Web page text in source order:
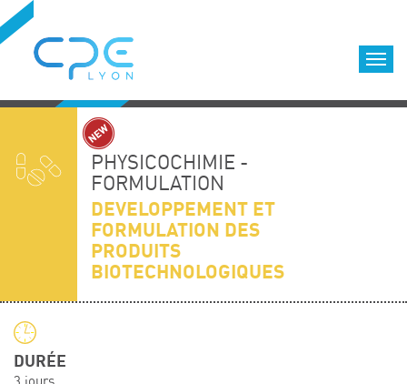
Accueil
Formations qualifiantes
Formations diplômantes
Infos pratiques
Déroulement des formations
Equipe
PHYSICOCHIMIE -
FORMULATION
DEVELOPPEMENT ET
FORMULATION DES
PRODUITS
BIOTECHNOLOGIQUES
DURÉE
Cookies management panel